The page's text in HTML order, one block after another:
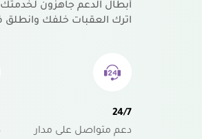
أبطال الدعم جاهزون
اترك العقبات خلفك وانطلق
24/7
دعم متواصل على مدار